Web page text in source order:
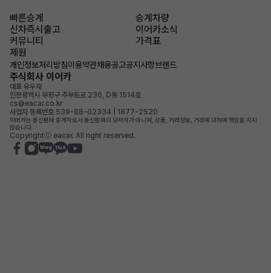
빠른승계
승계차량
신차즉시출고
이어카소식
커뮤니티
가격표
제원
개인정보처리방침이용약관채용공고공지사항브랜드
주식회사 이어카
대표 유우재
인천광역시 부평구 주부토로 236, D동 1514호
cs@eacar.co.kr
사업자 등록번호 539-88-02334 | 1877-2520
이어카는 통신판매 중개자로서 통신판매의 당사자가 아니며, 상품, 거래정보, 거래에 대하여 책임을 지지
않습니다.
Copyrightⓒ eacar. All right reserved.